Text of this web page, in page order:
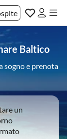
Baltico
sogno e prenota
un